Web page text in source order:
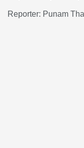
Reporter: Punam